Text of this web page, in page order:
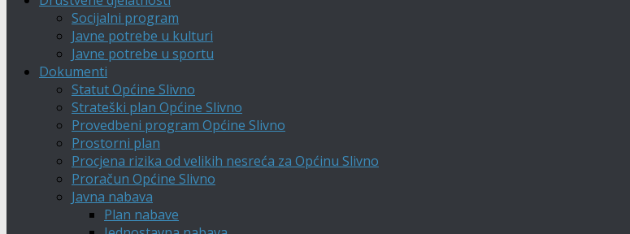
Socijalni program
Javne potrebe u kulturi
Javne potrebe u sportu
Dokumenti
Statut Općine Slivno
Strateški plan Općine Slivno
Provedbeni program Općine Slivno
Prostorni plan
Procjena rizika od velikih nesreća za Općinu Slivno
Proračun Općine Slivno
Javna nabava
Plan nabave